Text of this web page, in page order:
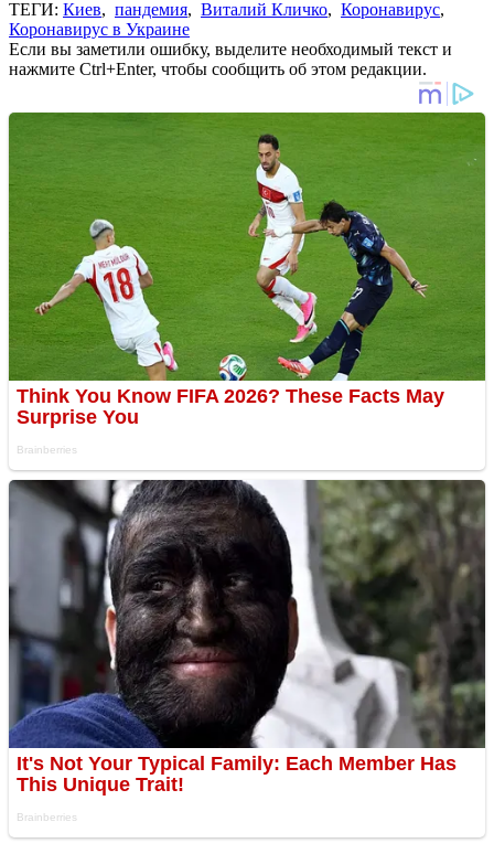
ТЕГИ: Киев, пандемия, Виталий Кличко, Коронавирус,
Коронавирус в Украине
Если вы заметили ошибку, выделите необходимый текст и
нажмите Ctrl+Enter, чтобы сообщить об этом редакции.